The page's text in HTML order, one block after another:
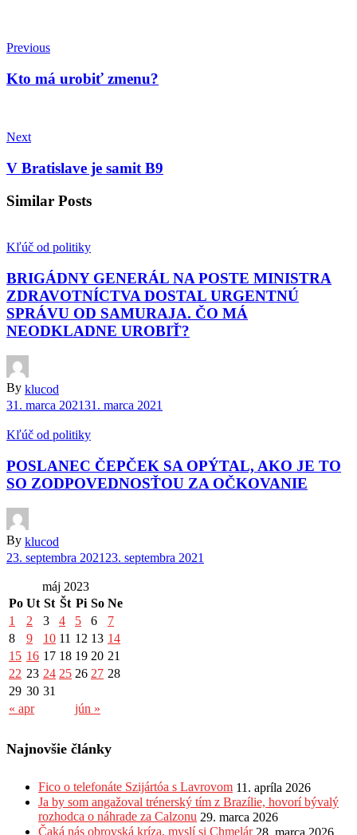
Previous
Kto má urobiť zmenu?
Next
V Bratislave je samit B9
Similar Posts
Kľúč od politiky
BRIGÁDNY GENERÁL NA POSTE MINISTRA
ZDRAVOTNÍCTVA DOSTAL URGENTNÚ
SPRÁVU OD SAMURAJA. ČO MÁ
NEODKLADNE UROBIŤ?
By klucod
31. marca 202131. marca 2021
Kľúč od politiky
POSLANEC ČEPČEK SA OPÝTAL, AKO JE TO
SO ZODPOVEDNOSŤOU ZA OČKOVANIE
By klucod
23. septembra 2021 23. septembra 2021
máj 2023
Po Ut St Št Pi So Ne
« apr jún »
1 2 3 4 5 6
7
8
9 10 11 12 13 14
15 16 17 18 19 20 21
22 23 24 25 26 27 28
29 30 31
Najnovšie články
Fico o telefonáte Szijártóa s Lavrovom 11. apríla 2026
Ja by som angažoval trénerský tím z Brazílie, hovorí bývalý
rozhodca o náhrade za Calzonu 29. marca 2026
Čaká nás obrovská kríza, myslí si Chmelár